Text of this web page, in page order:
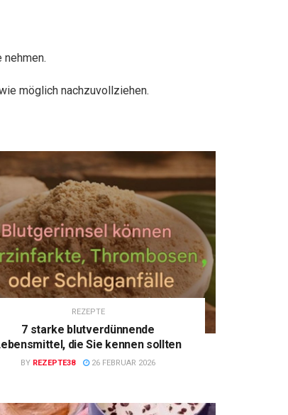
möglich nachzuvollziehen.
REZEPTE
7 starke blutverdünnende
die Sie kennen sollten
BY REZEPTE38 26 FEBRUAR 2026